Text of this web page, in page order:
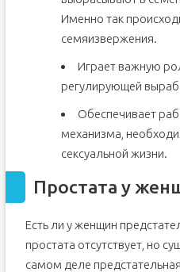
Именно так
семяизвержения.
Играет важную
регулирующей
Обеспечивает
механизма,
сексуальной жизни.
Простата у
Есть ли у женщин
простата отсутствует, но
самом деле